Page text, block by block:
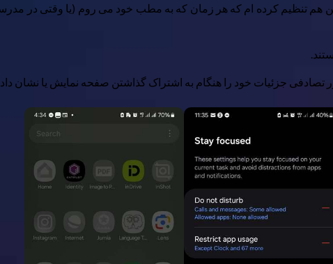
هم تنظیم کرده ام که هر زمان که به مطب خود می روم (یا وقتی در
تصادفی جزئیات خود را هنگام به اشتراک گذاشتن صفحه نمایش یا نشان